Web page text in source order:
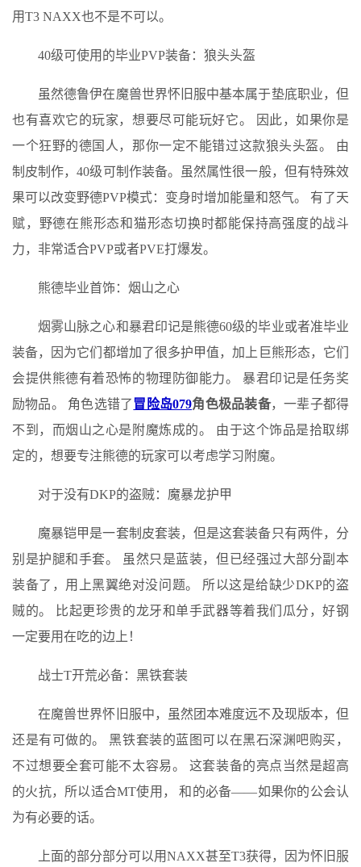
用T3 NAXX也不是不可以。
40级可使用的毕业PVP装备：狼头头盔
虽然德鲁伊在魔兽世界怀旧服中基本属于垫底职业，但
也有喜欢它的玩家，想要尽可能玩好它。 因此，如果你是
一个狂野的德国人，那你一定不能错过这款狼头头盔。 由
制皮制作，40级可制作装备。虽然属性很一般，但有特殊效
果可以改变野德PVP模式：变身时增加能量和怒气。 有了天
赋，野德在熊形态和猫形态切换时都能保持高强度的战斗
力，非常适合PVP或者PVE打爆发。
熊德毕业首饰：烟山之心
烟雾山脉之心和暴君印记是熊德60级的毕业或者准毕业
装备，因为它们都增加了很多护甲值，加上巨熊形态，它们
会提供熊德有着恐怖的物理防御能力。 暴君印记是任务奖
励物品。 角色选错了冒险岛079角色极品装备，一辈子都得
不到，而烟山之心是附魔炼成的。 由于这个饰品是拾取绑
定的，想要专注熊德的玩家可以考虑学习附魔。
对于没有DKP的盗贼：魔暴龙护甲
魔暴铠甲是一套制皮套装，但是这套装备只有两件，分
别是护腿和手套。 虽然只是蓝装，但已经强过大部分副本
装备了，用上黑翼绝对没问题。 所以这是给缺少DKP的盗
贼的。 比起更珍贵的龙牙和单手武器等着我们瓜分，好钢
一定要用在吃的边上！
战士T开荒必备：黑铁套装
在魔兽世界怀旧服中，虽然团本难度远不及现版本，但
还是有可做的。 黑铁套装的蓝图可以在黑石深渊吧购买，
不过想要全套可能不太容易。 这套装备的亮点当然是超高
的火抗，所以适合MT使用， 和的必备——如果你的公会认
为有必要的话。
上面的部分部分可以用NAXX甚至T3获得，因为怀旧服